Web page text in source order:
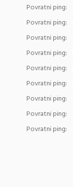
Povratni ping:
Povratni ping:
Povratni ping:
Povratni ping:
Povratni ping:
Povratni ping:
Povratni ping:
Povratni ping:
Povratni ping: